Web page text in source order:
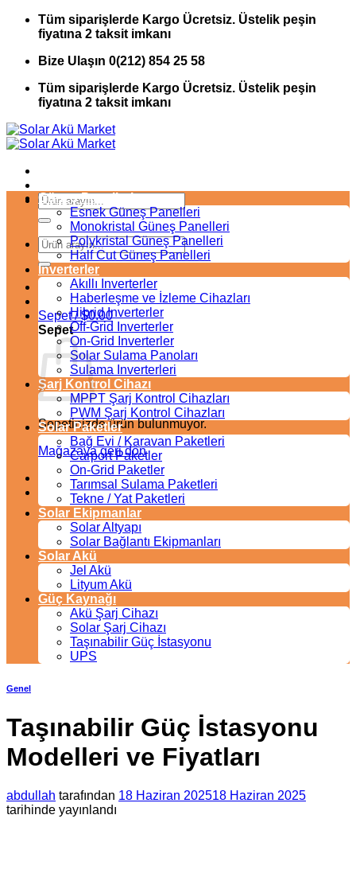
İçeriğeTüm siparişlerde Kargo Ücretsiz. Üstelik peşin
fiyatına 2 taksit imkanı
Bize Ulaşın 0(212) 854 25 58
Tüm siparişlerde Kargo Ücretsiz. Üstelik peşin
fiyatına 2 taksit imkanı
Ara:
Ara:
Sepet /$0.00
Sepet
Sepetinizde ürün bulunmuyor.
Mağazaya geri dön
Güneş Panelleri
Esnek Güneş Panelleri
Monokristal Güneş Panelleri
Polykristal Güneş Panelleri
Half Cut Güneş Panelleri
Inverterler
Akıllı Inverterler
Haberleşme ve İzleme Cihazları
Hibrid Inverterler
Off-Grid Inverterler
On-Grid Inverterler
Solar Sulama Panoları
Sulama Inverterleri
Şarj Kontrol Cihazı
MPPT Şarj Kontrol Cihazları
PWM Şarj Kontrol Cihazları
Solar Paketler
Bağ Evi / Karavan Paketleri
Carport Paketler
On-Grid Paketler
Tarımsal Sulama Paketleri
Tekne / Yat Paketleri
Solar Ekipmanlar
Solar Altyapı
Solar Bağlantı Ekipmanları
Solar Akü
Jel Akü
Lityum Akü
Güç Kaynağı
Akü Şarj Cihazı
Solar Şarj Cihazı
Taşınabilir Güç İstasyonu
UPS
Genel
Taşınabilir Güç İstasyonu
Modelleri ve Fiyatları
abdullah tarafından 18 Haziran 202518 Haziran 2025
tarihinde yayınlandı